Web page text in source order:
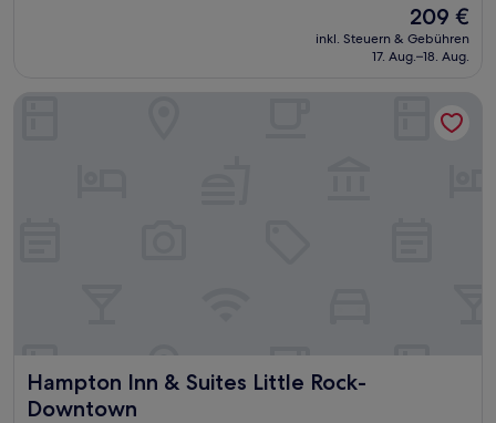
Der
Preis
beträgt
209 €
inkl. Steuern & Gebühren
17. Aug.–18. Aug.
Hampton Inn & Suites Little Rock-
Downtown
Hampton Inn & Suites Little Rock-Downtown
Hampton Inn & Suites Little Rock-Downtown